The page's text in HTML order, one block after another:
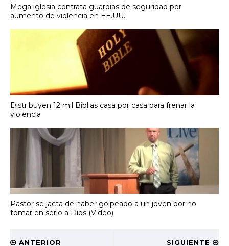
Mega iglesia contrata guardias de seguridad por
aumento de violencia en EE.UU.
Distribuyen 12 mil Biblias casa por casa para frenar la
violencia
Pastor se jacta de haber golpeado a un joven por no
tomar en serio a Dios (Video)
SIGUIENTE
ANTERIOR